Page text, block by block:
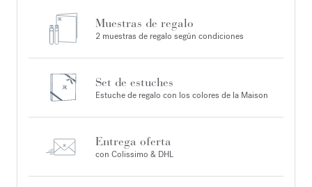
Muestras de regalo
2 muestras de regalo según condiciones
Set de estuches
Estuche de regalo con los colores de la Maison
Entrega oferta
con Colissimo & DHL